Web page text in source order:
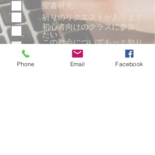
聖書研究
祈りのリクエストがあります
初心者向けのクラスに参加し
たい
この教会についてもっと知り
Phone Email Facebook